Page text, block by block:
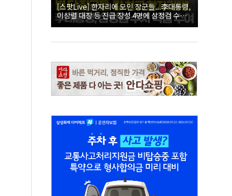
[스팟Live] 한자리에 모인 장군들...李대통령,
이상렬 대장 등 진급 장성 4명에 삼정검 수치
직접 수여｜26.08.07 장성 진급·삼정검 수치